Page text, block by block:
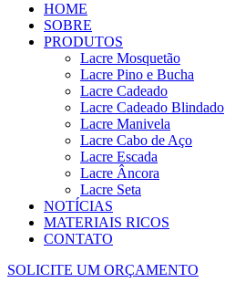
HOME
SOBRE
PRODUTOS
Lacre Mosquetão
Lacre Pino e Bucha
Lacre Cadeado
Lacre Cadeado Blindado
Lacre Manivela
Lacre Cabo de Aço
Lacre Escada
Lacre Âncora
Lacre Seta
NOTÍCIAS
MATERIAIS RICOS
CONTATO
SOLICITE UM ORÇAMENTO